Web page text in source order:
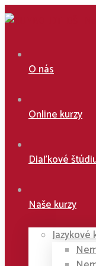
O nás
Online kurzy
Diaľkové
Naše kurzy
Jazykové